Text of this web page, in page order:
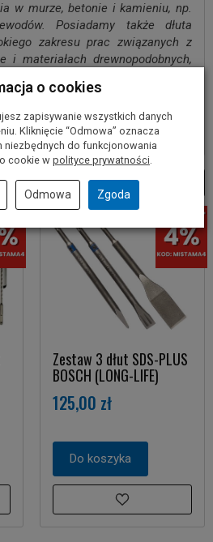
w murze, betonie i kamieniu, np.
Posiadamy także dłuta
zakresu prac związanych z
i materiałach drewnopodobnych,
dłut!
Zestaw 3 dłut SDS-PLUS
BOSCH (LONG-LIFE)
125,00 zł
Do koszyka
o cookies
zapisywanie wszystkich danych
Kliknięcie “Odmowa” oznacza
niezbędnych do funkcjonowania
cookie w polityce prywatności
Odmowa Zgoda